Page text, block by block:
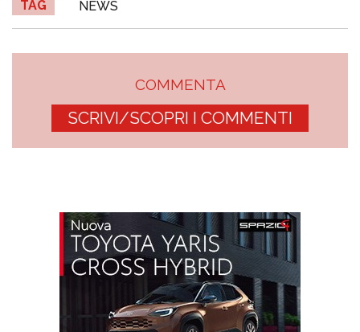
TAG NEWS
COMMENTA
SCRIVI/SCOPRI I COMMENTI